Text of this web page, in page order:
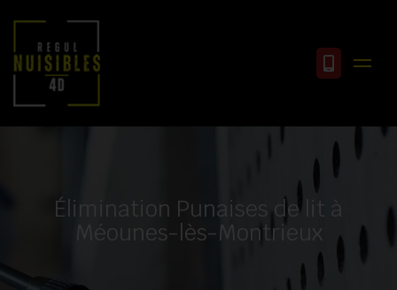
Élimination Punaises de lit à
Méounes-lès-Montrieux